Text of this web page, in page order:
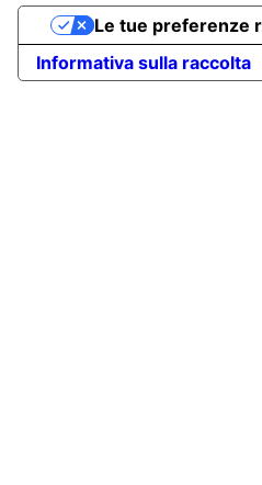
Informativa sulla raccolta
Le tue preferenze